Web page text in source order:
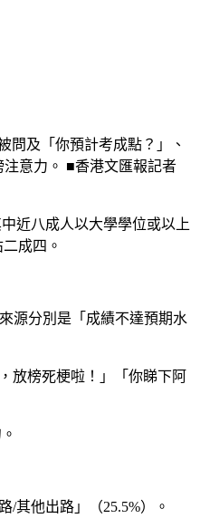
問及「你預計考成點？」、
意力。 ■香港文匯報記者
近八成人以大學學位或以上
成四。
源分別是「成績不達預期水
放榜死梗啦！」「你睇下阿
其他出路」（25.5%）。